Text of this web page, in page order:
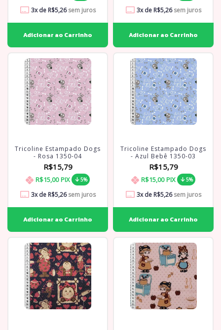
3x de R$5,26sem juros 3x de R$5,26sem juros
Tricoline Estampado Dogs
- Rosa 1350-04
R$15,79
R$15,00 PIX 5%
3x de R$5,26sem juros
Tricoline Estampado Dogs
- Azul Bebê 1350-03
R$15,79
R$15,00 PIX 5%
3x de R$5,26sem juros